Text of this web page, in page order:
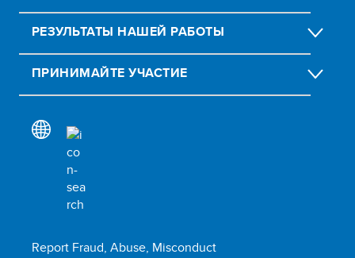
РЕЗУЛЬТАТЫ НАШЕЙ РАБОТЫ
ПРИНИМАЙТЕ УЧАСТИЕ
Report Fraud, Abuse, Misconduct